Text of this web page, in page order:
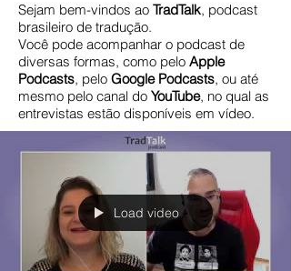
Sejam bem-vindos ao TradTalk, podcast
brasileiro de tradução.
​Você pode acompanhar o podcast de
diversas formas, como pelo Apple
Podcasts, pelo Google Podcasts, ou até
mesmo pelo canal do YouTube, no qual as
entrevistas estão disponíveis em vídeo.
Load video